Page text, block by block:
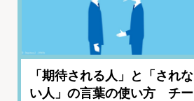
「期待される人」と「されな
い人」の言葉の使い方 チー